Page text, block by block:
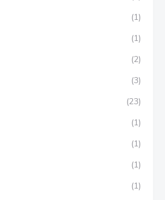
(1)
(1)
(2)
(3)
(23)
(1)
(1)
(1)
(1)